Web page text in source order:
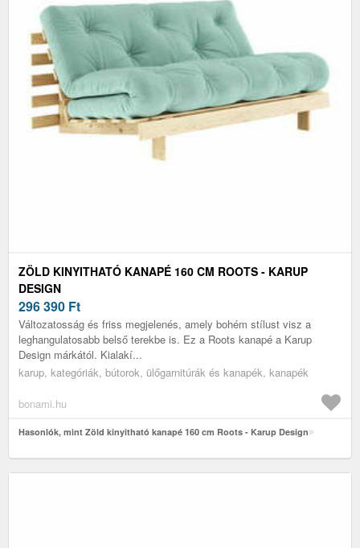
ZÖLD KINYITHATÓ KANAPÉ 160 CM ROOTS - KARUP
DESIGN
296 390 Ft
Változatosság és friss megjelenés, amely bohém stílust visz a
leghangulatosabb belső terekbe is. Ez a Roots kanapé a Karup
Design márkától. Kialakí...
karup, kategóriák, bútorok, ülőgarnitúrák és kanapék, kanapék
bonami.hu
Hasonlók, mint Zöld kinyitható kanapé 160 cm Roots - Karup Design